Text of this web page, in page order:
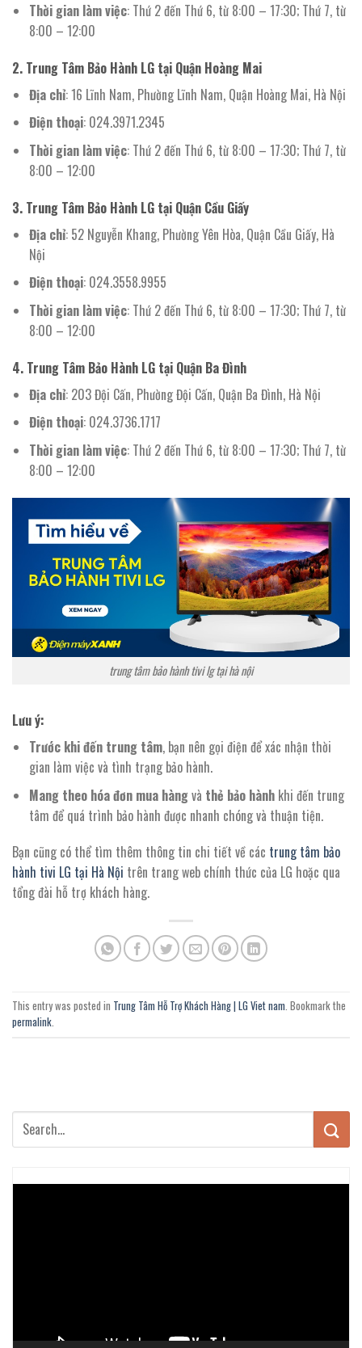
Thời gian làm việc: Thứ 2 đến Thứ 6, từ 8:00 – 17:30; Thứ 7, từ
8:00 – 12:00
2. Trung Tâm Bảo Hành LG tại Quận Hoàng Mai
Địa chỉ: 16 Lĩnh Nam, Phường Lĩnh Nam, Quận Hoàng Mai, Hà Nội
Điện thoại: 024.3971.2345
Thời gian làm việc: Thứ 2 đến Thứ 6, từ 8:00 – 17:30; Thứ 7, từ
8:00 – 12:00
3. Trung Tâm Bảo Hành LG tại Quận Cầu Giấy
Địa chỉ: 52 Nguyễn Khang, Phường Yên Hòa, Quận Cầu Giấy, Hà
Nội
Điện thoại: 024.3558.9955
Thời gian làm việc: Thứ 2 đến Thứ 6, từ 8:00 – 17:30; Thứ 7, từ
8:00 – 12:00
4. Trung Tâm Bảo Hành LG tại Quận Ba Đình
Địa chỉ: 203 Đội Cấn, Phường Đội Cấn, Quận Ba Đình, Hà Nội
Điện thoại: 024.3736.1717
Thời gian làm việc: Thứ 2 đến Thứ 6, từ 8:00 – 17:30; Thứ 7, từ
8:00 – 12:00
trung tâm bảo hành tivi lg tại hà nội
Lưu ý:
Trước khi đến trung tâm, bạn nên gọi điện để xác nhận thời
gian làm việc và tình trạng bảo hành.
Mang theo hóa đơn mua hàngvà thẻ bảo hànhkhi đến trung
tâm để quá trình bảo hành được nhanh chóng và thuận tiện.
Bạn cũng có thể tìm thêm thông tin chi tiết về các trung tâm bảo
hành tivi LG tại Hà Nội trên trang web chính thức của LG hoặc qua
tổng đài hỗ trợ khách hàng.
This entry was posted in Trung Tâm Hỗ Trợ Khách Hàng | LG Viet nam. Bookmark the
permalink.